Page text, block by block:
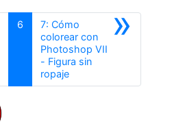
6 »
7: Cómo
colorear con
Photoshop VII
- Figura sin
ropajeSiguiente